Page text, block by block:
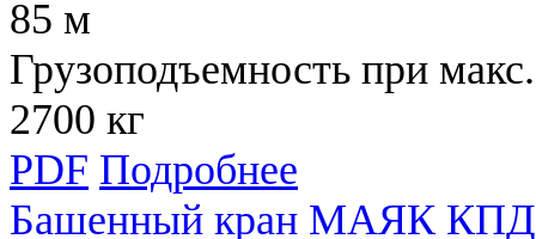
85 м
Грузоподъемность при
2700 кг
PDF Подробнее
Башенный кран МАЯК КПД